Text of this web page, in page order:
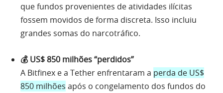
que fundos provenientes de atividades ilícitas
fossem movidos de forma discreta. Isso incluiu
grandes somas do narcotráfico.
💰 US$ 850 milhões “perdidos”
A Bitfinex e a Tether enfrentaram a perda de US$
850 milhões após o congelamento dos fundos do